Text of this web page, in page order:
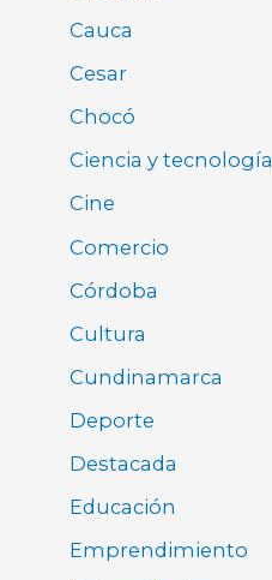
Cauca
Cesar
Chocó
Ciencia y tecnología
Cine
Comercio
Córdoba
Cultura
Cundinamarca
Deporte
Destacada
Educación
Emprendimiento